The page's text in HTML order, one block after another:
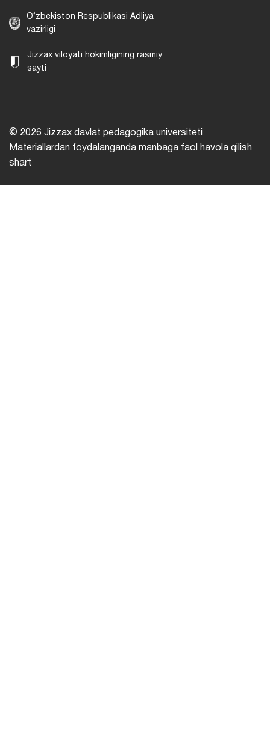
O‘zbekiston Respublikasi Adliya
vazirligi
Jizzax viloyati hokimligining rasmiy
sayti
© 2026 Jizzax davlat pedagogika universiteti
Materiallardan foydalanganda manbaga faol havola qilish
shart